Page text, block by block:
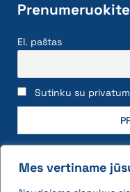
Mes vertiname
El. paštas
Sutinku su